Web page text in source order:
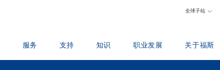
全球子站
服务 支持 知识 职业发展 关于福斯